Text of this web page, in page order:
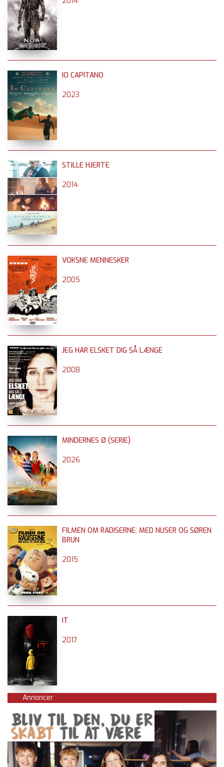
IO CAPITANO
2023
STILLE HJERTE
2014
VOKSNE MENNESKER
2005
JEG HAR ELSKET DIG SÅ LÆNGE
2008
MINDERNES Ø (SERIE)
2026
FILMEN OM RADISERNE: MED NUSER OG SØREN
BRUN
2015
IT
2017
Annoncer